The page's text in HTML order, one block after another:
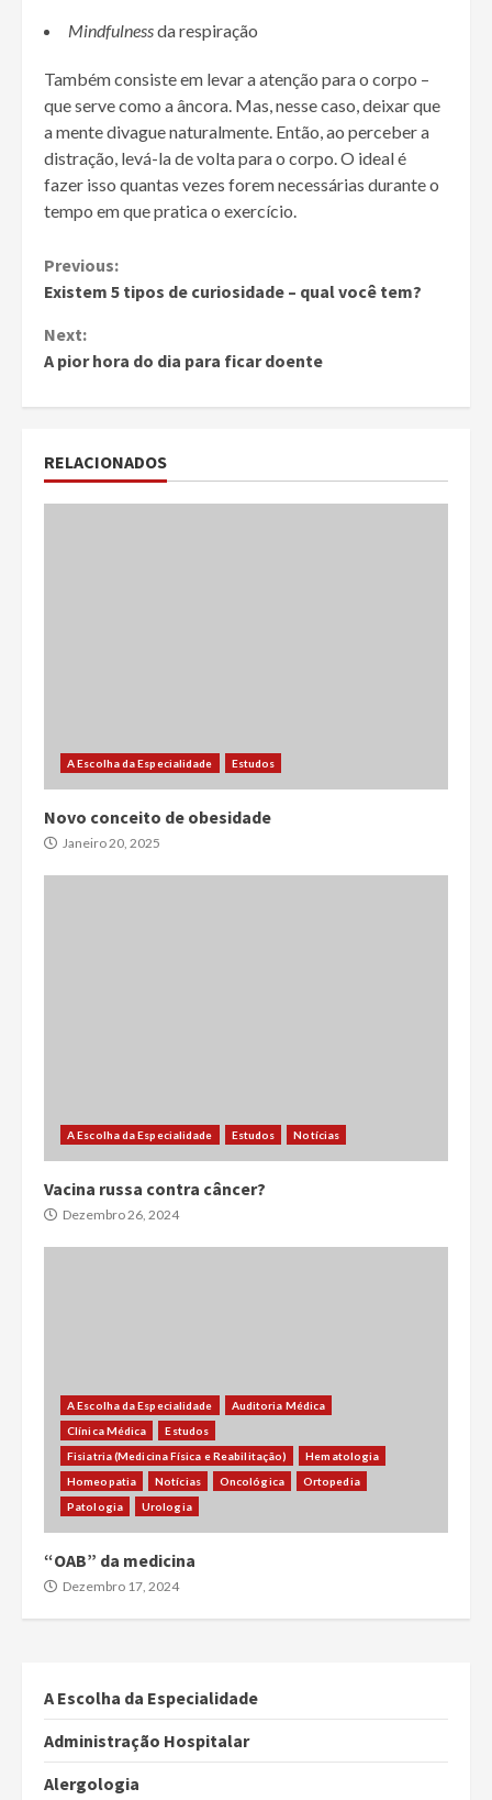
Mindfulnessda respiração
Também consiste em levar a atenção para o corpo –
que serve como a âncora. Mas, nesse caso, deixar que
a mente divague naturalmente. Então, ao perceber a
distração, levá-la de volta para o corpo. O ideal é
fazer isso quantas vezes forem necessárias durante o
tempo em que pratica o exercício.
Continue
Reading
Previous:
Existem 5 tipos de curiosidade – qual você tem?
Next:
A pior hora do dia para ficar doente
RELACIONADOS
A Escolha da Especialidade Estudos
Novo conceito de obesidade
Janeiro 20, 2025
A Escolha da Especialidade Estudos Notícias
Vacina russa contra câncer?
Dezembro 26, 2024
A Escolha da Especialidade
Auditoria Médica
Clínica Médica
Estudos
Fisiatria (Medicina Física e Reabilitação)
Hematologia
Homeopatia
Notícias Oncológica
Ortopedia
Patologia
Urologia
“OAB” da medicina
Dezembro 17, 2024
A Escolha da Especialidade
Administração Hospitalar
Alergologia